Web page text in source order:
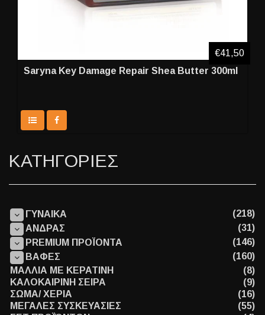
Saryna Key Damage Repair Shea Butter 300ml
€41,50
ΚΑΤΗΓΟΡΙΕΣ
ΓΥΝΑΙΚΑ
(218)
ΑΝΔΡΑΣ
(31)
PREMIUM ΠΡΟΪΟΝΤΑ
(146)
ΒΑΦΕΣ
(160)
ΜΑΛΛΙΑ ΜΕ ΚΕΡΑΤΙΝΗ
(8)
ΚΑΛΟΚΑΙΡΙΝΗ ΣΕΙΡΑ
(9)
ΣΩΜΑ/ ΧΕΡΙΑ
(16)
ΜΕΓΑΛΕΣ ΣΥΣΚΕΥΑΣΙΕΣ
(55)